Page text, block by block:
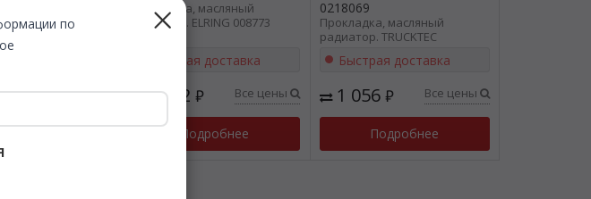
по
масло. VAN
₽ Все цены
Прокладка, масляный
радиатор. ELRING 008773
Быстрая доставка
1 872₽ Все цены
Подробнее
0218069
Прокладка, масляный
радиатор. TRUCKTEC
Быстрая доставка
1 056₽ Все цены
Подробнее